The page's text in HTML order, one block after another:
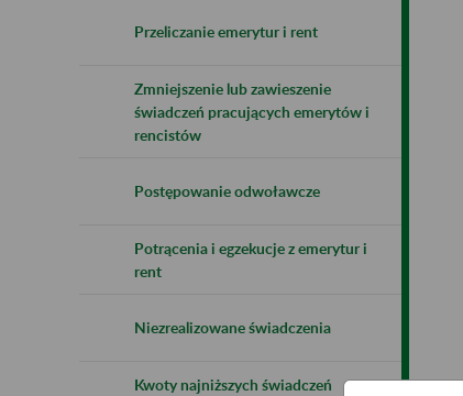
Przeliczanie emerytur i rent
Zmniejszenie lub zawieszenie
świadczeń pracujących emerytów i
rencistów
Postępowanie odwoławcze
Potrącenia i egzekucje z emerytur i
rent
Niezrealizowane świadczenia
Kwoty najniższych świadczeń